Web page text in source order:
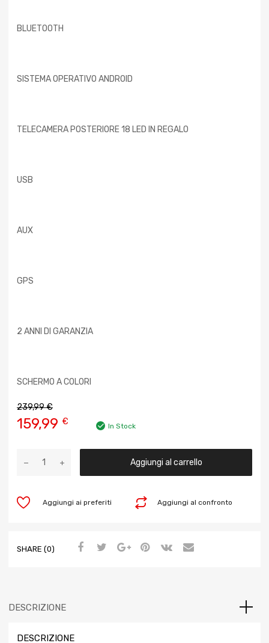
BLUETOOTH
SISTEMA OPERATIVO ANDROID
TELECAMERA POSTERIORE 18 LED IN REGALO
USB
AUX
GPS
2 ANNI DI GARANZIA
SCHERMO A COLORI
239,99€
159,99 € In Stock
Aggiungi al carrello
Aggiungi al confronto
Aggiungi ai preferiti
SHARE (0)
DESCRIZIONE
DESCRIZIONE